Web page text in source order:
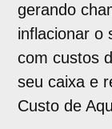
gerando
inflacionar o
com custos
seu caixa e
Custo de